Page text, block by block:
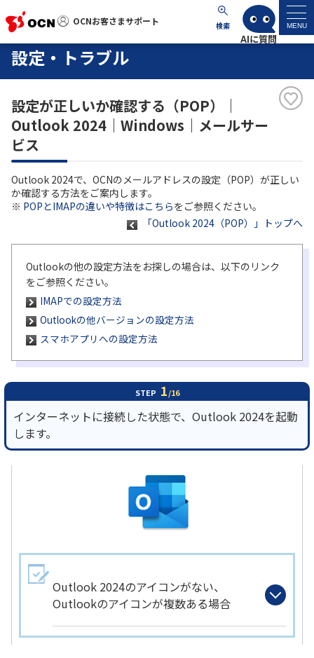
OCNお客さまサポート 検索 MENU
OCNお客さまサポート
サポートトップ
よくあるご質問
各種ダウンロード
お問い合わせ
履歴・お気に入り
お知らせ サポートサイトの使い方
NTTドコモビジネスのお客さ
工事・故障情報通知
設定・トラブル
設定が正しいか確認する（POP）｜
Outlook 2024｜Windows｜メールサー
ビス
Outlook 2024で、OCNのメールアドレスの設定（POP）が正しい
か確認する方法をご案内します。
※ POPとIMAPの違いや特徴はこちらをご参照ください。
「Outlook 2024（POP）」トップへ
Outlookの他の設定方法をお探しの場合は、以下のリンク
をご参照ください。
IMAPでの設定方法
Outlookの他バージョンの設定方法
スマホアプリへの設定方法
STEP 1/16
インターネットに接続した状態で、Outlook 2024を起動
します。
Outlook 2024のアイコンがない、
Outlookのアイコンが複数ある場合